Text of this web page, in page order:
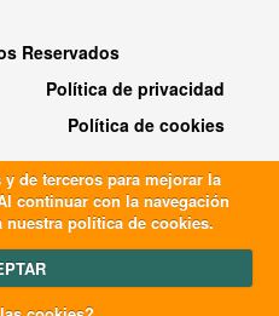
Reservados
Política de privacidad
Política de cookies
de terceros para mejorar la
continuar con la navegación
nuestra política de cookies.